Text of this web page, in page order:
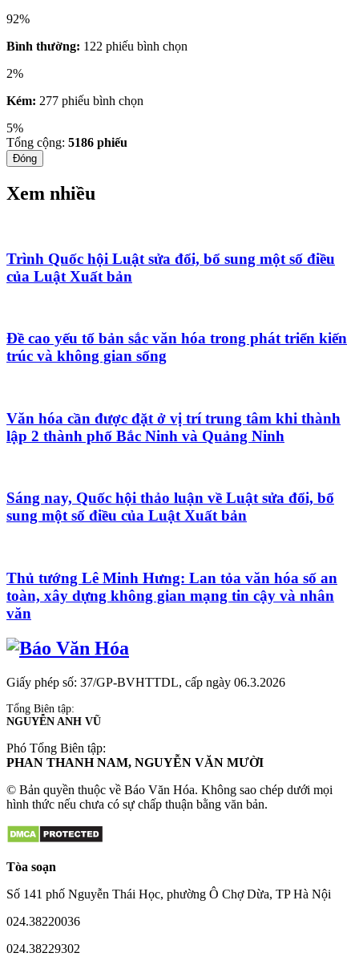
92%
Bình thường: 122 phiếu bình chọn
2%
Kém: 277 phiếu bình chọn
5%
Tổng cộng: 5186 phiếu
Đóng
Xem nhiều
Trình Quốc hội Luật sửa đổi, bổ sung một số điều
của Luật Xuất bản
Đề cao yếu tố bản sắc văn hóa trong phát triển kiến
trúc và không gian sống
Văn hóa cần được đặt ở vị trí trung tâm khi thành
lập 2 thành phố Bắc Ninh và Quảng Ninh
Sáng nay, Quốc hội thảo luận về Luật sửa đổi, bổ
sung một số điều của Luật Xuất bản
Thủ tướng Lê Minh Hưng: Lan tỏa văn hóa số an
toàn, xây dựng không gian mạng tin cậy và nhân
văn
Giấy phép số: 37/GP-BVHTTDL, cấp ngày 06.3.2026
Tổng Biên tập:
NGUYỄN ANH VŨ
Phó Tổng Biên tập:
PHAN THANH NAM, NGUYỄN VĂN MƯỜI
© Bản quyền thuộc về Báo Văn Hóa. Không sao chép dưới mọi
hình thức nếu chưa có sự chấp thuận bằng văn bản.
Tòa soạn
Số 141 phố Nguyễn Thái Học, phường Ô Chợ Dừa, TP Hà Nội
024.38220036
024.38229302